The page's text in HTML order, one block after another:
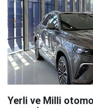
Yerli ve Milli